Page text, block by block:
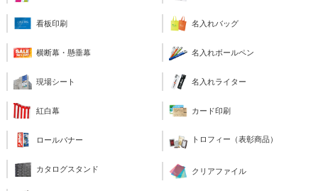
看板印刷
横断幕・懸垂幕
現場シート
紅白幕
ロールバナー
カタログスタンド
名入れバッグ
名入れボールペン
名入れライター
カード印刷
トロフィー（表彰商品）
クリアファイル